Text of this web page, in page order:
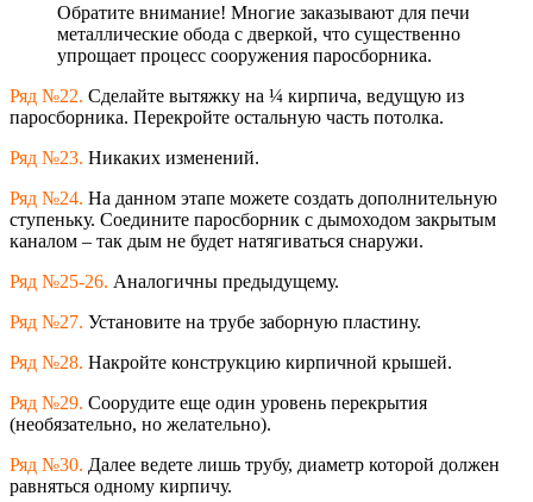
Обратите внимание! Многие заказывают для печи
металлические обода с дверкой, что существенно
упрощает процесс сооружения паросборника.
Ряд №22. Сделайте вытяжку на ¼ кирпича, ведущую из
паросборника. Перекройте остальную часть потолка.
Ряд №23. Никаких изменений.
Ряд №24. На данном этапе можете создать дополнительную
ступеньку. Соедините паросборник с дымоходом закрытым
каналом – так дым не будет натягиваться снаружи.
Ряд №25-26. Аналогичны предыдущему.
Ряд №27. Установите на трубе заборную пластину.
Ряд №28. Накройте конструкцию кирпичной крышей.
Ряд №29. Соорудите еще один уровень перекрытия
(необязательно, но желательно).
Ряд №30. Далее ведете лишь трубу, диаметр которой должен
равняться одному кирпичу.